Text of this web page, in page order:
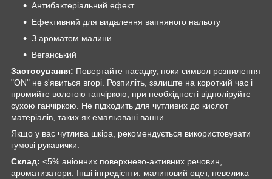
Антибактеріальний ефект
Ефективний для видалення вапняного нальоту
З ароматом малини
Веганський
Застосування: Повертайте насадку, поки символ розпилення
"ON" не з'явиться вгорі. Розпиліть, залиште на короткий час і
промийте вологою ганчіркою, при необхідності відполіруйте
сухою ганчіркою. Не підходить для чутливих до кислот
матеріалів, таких як емальовані ванни.
Якщо у вас чутлива шкіра, рекомендується використовувати
гумові рукавички.
Склад: <5% аніонних поверхнево-активних речовин,
ароматизатори. Інші інгредієнти: малиновий оцет, невелика